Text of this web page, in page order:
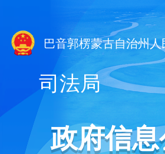
巴音郭楞蒙古自治州人
司法局
政府信